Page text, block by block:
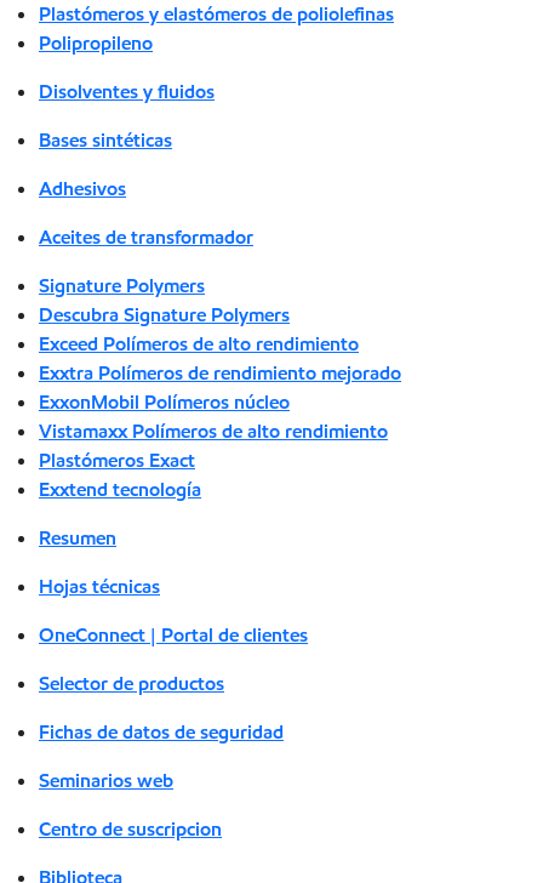
Plastómeros y elastómeros de poliolefinas
Polipropileno
Disolventes y fluidos
Bases sintéticas
Adhesivos
Aceites de transformador
Signature Polymers
Descubra Signature Polymers
Exceed Polímeros de alto rendimiento
Exxtra Polímeros de rendimiento mejorado
ExxonMobil Polímeros núcleo
Vistamaxx Polímeros de alto rendimiento
Plastómeros Exact
Exxtend tecnología
Resumen
Hojas técnicas
OneConnect | Portal de clientes
Selector de productos
Fichas de datos de seguridad
Seminarios web
Centro de suscripcion
Biblioteca